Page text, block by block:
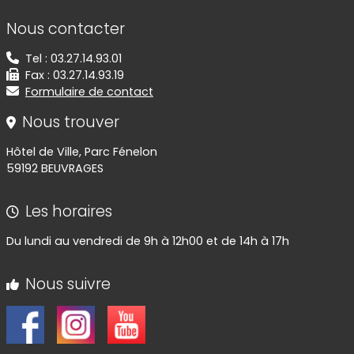
Informations de contact
Nous contacter
Tel : 03.27.14.93.01
Fax : 03.27.14.93.19
Formulaire de contact
Nous trouver
Hôtel de Ville, Parc Fénelon
59192 BEUVRAGES
Les horaires
Du lundi au vendredi de 9h à 12h00 et de 14h à 17h
Nous suivre